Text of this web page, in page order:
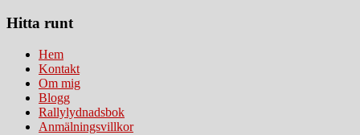
Hitta runt
Hem
Kontakt
Om mig
Blogg
Rallylydnadsbok
Anmälningsvillkor